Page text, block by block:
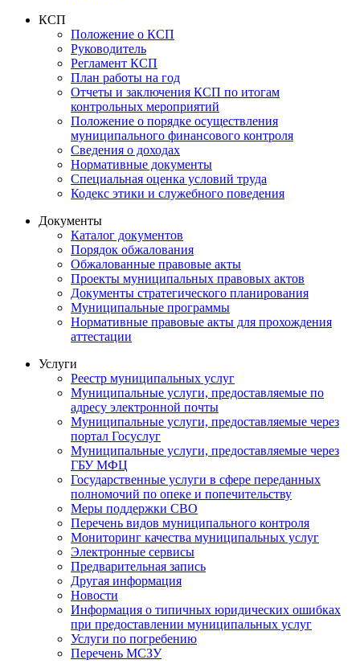
КСП
Положение о КСП
Руководитель
Регламент КСП
План работы на год
Отчеты и заключения КСП по итогам
контрольных мероприятий
Положение о порядке осуществления
муниципального финансового контроля
Сведения о доходах
Нормативные документы
Специальная оценка условий труда
Кодекс этики и служебного поведения
Документы
Каталог документов
Порядок обжалования
Обжалованные правовые акты
Проекты муниципальных правовых актов
Документы стратегического планирования
Муниципальные программы
Нормативные правовые акты для прохождения
аттестации
Услуги
Реестр муниципальных услуг
Муниципальные услуги, предоставляемые по
адресу электронной почты
Муниципальные услуги, предоставляемые через
портал Госуслуг
Муниципальные услуги, предоставляемые через
ГБУ МФЦ
Государственные услуги в сфере переданных
полномочий по опеке и попечительству
Меры поддержки СВО
Перечень видов муниципального контроля
Мониторинг качества муниципальных услуг
Электронные сервисы
Предварительная запись
Другая информация
Новости
Информация о типичных юридических ошибках
при предоставлении муниципальных услуг
Услуги по погребению
Перечень МСЗУ